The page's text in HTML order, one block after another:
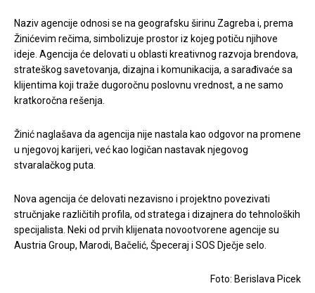
Naziv agencije odnosi se na geografsku širinu Zagreba i, prema
Žinićevim rečima, simbolizuje prostor iz kojeg potiču njihove
ideje. Agencija će delovati u oblasti kreativnog razvoja brendova,
strateškog savetovanja, dizajna i komunikacija, a sarađivaće sa
klijentima koji traže dugoročnu poslovnu vrednost, a ne samo
kratkoročna rešenja.
Žinić naglašava da agencija nije nastala kao odgovor na promene
u njegovoj karijeri, već kao logičan nastavak njegovog
stvaralačkog puta.
Nova agencija će delovati nezavisno i projektno povezivati
stručnjake različitih profila, od stratega i dizajnera do tehnoloških
specijalista. Neki od prvih klijenata novootvorene agencije su
Austria Group, Marodi, Bačelić, Špeceraj i SOS Dječje selo.
Foto: Berislava Picek